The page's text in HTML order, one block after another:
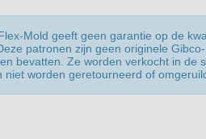
Mold geeft geen garantie op de
patronen zijn geen originele
bevatten. Ze worden verkocht in de
niet worden geretourneerd of